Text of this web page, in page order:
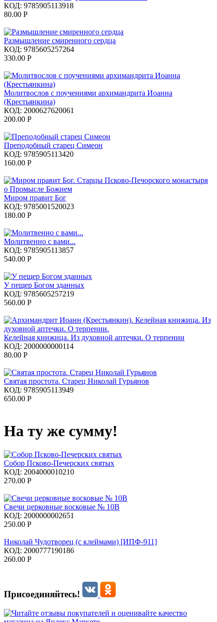
КОД: 9785905113918
80.00 Р
Размышление смиренного сердца
КОД: 9785605257264
330.00 Р
Молитвослов с поучениями архимандрита Иоанна
(Крестьянкина)
КОД: 2000627620061
200.00 Р
Преподобный старец Симеон
КОД: 9785905113420
160.00 Р
Миром правит Бог
КОД: 9785001520023
180.00 Р
Молитвенно с вами...
КОД: 9785905113857
540.00 Р
У пещер Богом зданных
КОД: 9785605257219
560.00 Р
Келейная книжица. Из духовной аптечки. О терпении
КОД: 2000000000114
80.00 Р
Святая простота. Старец Николай Гурьянов
КОД: 9785905113949
650.00 Р
На ту же сумму!
Собор Псково-Печерских святых
КОД: 2004000010210
270.00 Р
Свечи церковные восковые № 10В
КОД: 2000000002651
250.00 Р
Николай Чудотворец (с клеймами) [ИПФ-911]
КОД: 2000777190186
260.00 Р
Присоединяйтесь!